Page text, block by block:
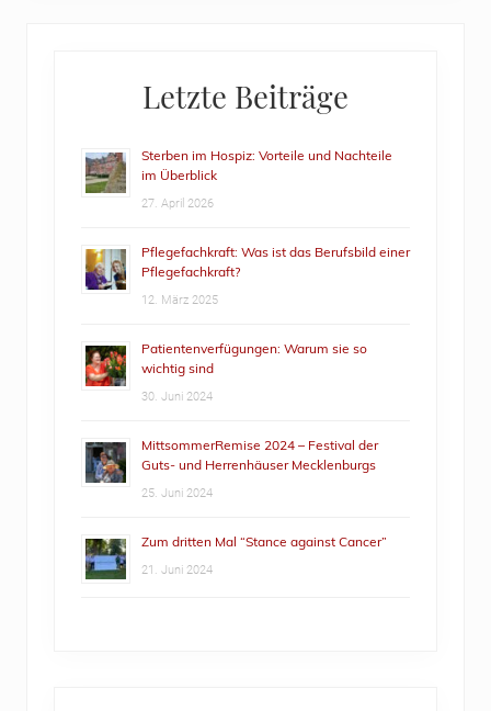
SidebarLetzte Beiträge
Sterben im Hospiz: Vorteile und Nachteile
im Überblick
27. April 2026
Pflegefachkraft: Was ist das Berufsbild einer
Pflegefachkraft?
12. März 2025
Patientenverfügungen: Warum sie so
wichtig sind
30. Juni 2024
MittsommerRemise 2024 – Festival der
Guts- und Herrenhäuser Mecklenburgs
25. Juni 2024
Zum dritten Mal “Stance against Cancer”
21. Juni 2024